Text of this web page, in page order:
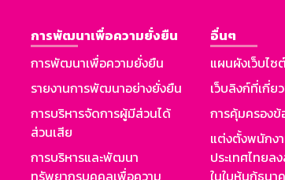
การพัฒนาเพื่อความยั่งยืน
การพัฒนาเพื่อความยั่งยืน
รายงานการพัฒนาอย่างยั่งยืน
การบริหารจัดการผู้มีส่วนได้
ส่วนเสีย
การบริหารและพัฒนา
อื่นๆ
แผนผังเว็บไซ
เว็บลิงก์ที่เกี่ย
การคุ้มครอง
แต่งตั้งพนักง
ประเทศไทยล